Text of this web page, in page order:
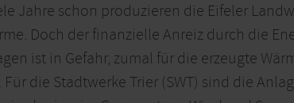
Jahre schon produzieren die Eifeler
Doch der finanzielle Anreiz durch die
ist in Gefahr, zumal für die erzeugte
Für die Stadtwerke Trier (SWT) sind die